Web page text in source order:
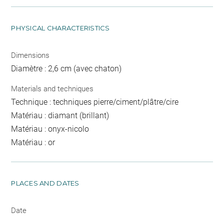
PHYSICAL CHARACTERISTICS
Dimensions
Diamètre : 2,6 cm (avec chaton)
Materials and techniques
Technique : techniques pierre/ciment/plâtre/cire
Matériau : diamant (brillant)
Matériau : onyx-nicolo
Matériau : or
PLACES AND DATES
Date